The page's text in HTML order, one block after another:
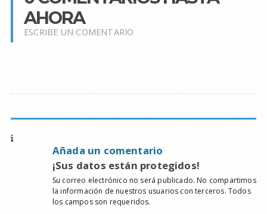
AHORA
ESCRIBE UN COMENTARIO
Añada un comentario
¡Sus datos están protegidos!
Su correo electrónico no será publicado. No compartimos
la información de nuestros usuarios con terceros. Todos
los campos son requeridos.